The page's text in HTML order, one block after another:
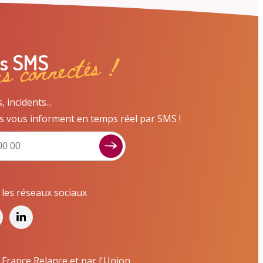
SMS
connectés !
incidents...
vous informent en temps réel par SMS !
réseaux sociaux
Signaler un dysfonctionnement ?
Cliquez ici pour interagir avec les services de
votre ville !